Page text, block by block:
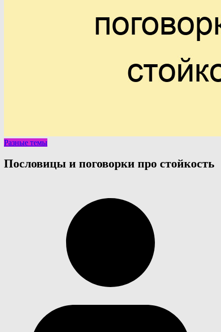
Разные темы
Пословицы и поговорки про стойкость